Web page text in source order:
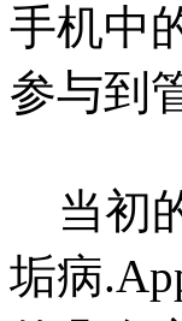
手机中
参与到
当初
垢病